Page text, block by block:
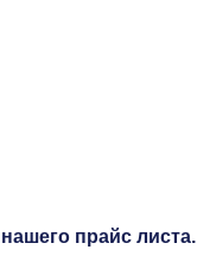
прайс листа.